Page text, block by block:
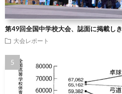
第49回全国中学校大会、誌面に掲載し
大会レポート